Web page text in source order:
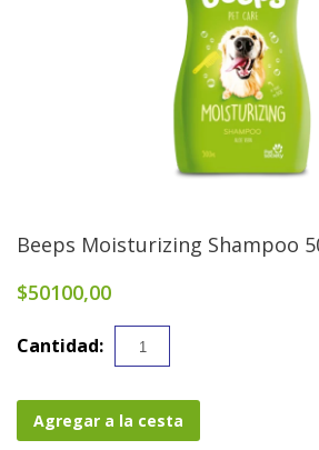
Beeps Moisturizing Shampoo
$50100,00
Cantidad:
Agregar a la cesta